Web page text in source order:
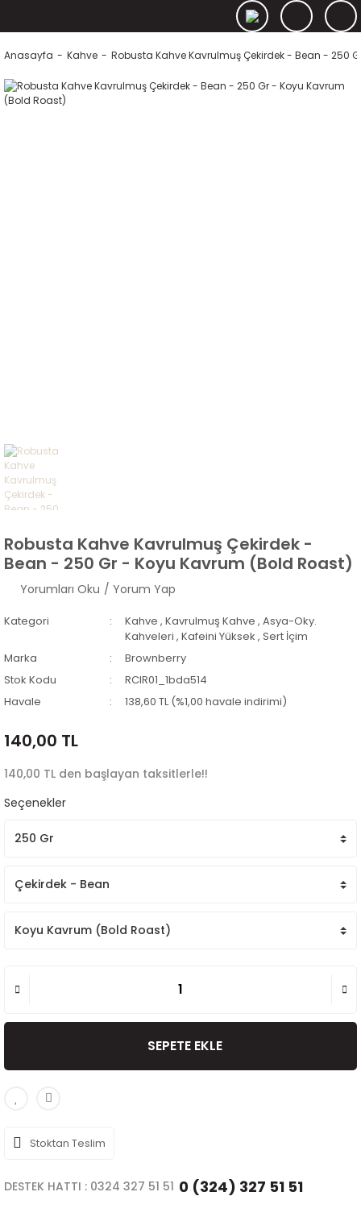
Anasayfa Kahve Robusta Kahve Kavrulmuş Çekirdek - Bean - 250
Robusta Kahve Kavrulmuş Çekirdek -
Bean - 250 Gr - Koyu Kavrum (Bold Roast)
Yorumları Oku / Yorum Yap
Kategori Kahve ,Kavrulmuş Kahve ,Asya-Oky.
Kahveleri ,Kafeini Yüksek ,Sert İçim
Marka
Brownberry
Stok Kodu
RCIR01_1bda514
Havale
138,60 TL (%1,00 havale indirimi)
140,00 TL
140,00 TL den başlayan taksitlerle!!
Seçenekler
SEPETE EKLE
Stoktan Teslim
DESTEK HATTI : 0324 327 51 51 0 (324) 327 51 51